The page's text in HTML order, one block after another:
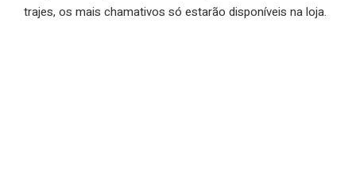
trajes, os mais chamativos só estarão disponíveis na loja.